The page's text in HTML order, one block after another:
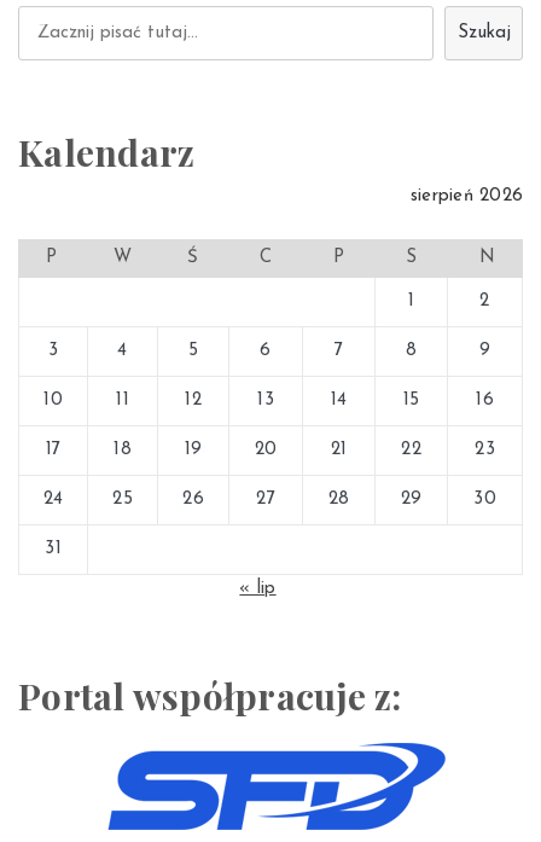
Szukaj
Kalendarz
sierpień 2026
P W Ś C P S N
1 2
3 4 5 6 7 8 9
10 11 12 13 14 15 16
17 18 19 20 21 22 23
24 25 26 27 28 29 30
31
« lip
Portal współpracuje z: